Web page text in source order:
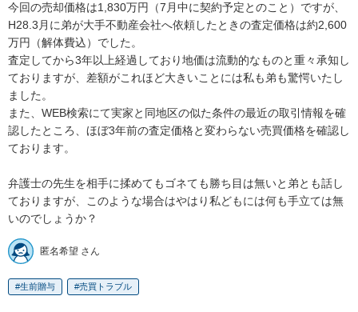
今回の売却価格は1,830万円（7月中に契約予定とのこと）ですが、
H28.3月に弟が大手不動産会社へ依頼したときの査定価格は約2,600
万円（解体費込）でした。
査定してから3年以上経過しており地価は流動的なものと重々承知し
ておりますが、差額がこれほど大きいことには私も弟も驚愕いたし
ました。
また、WEB検索にて実家と同地区の似た条件の最近の取引情報を確
認したところ、ほぼ3年前の査定価格と変わらない売買価格を確認し
ております。
弁護士の先生を相手に揉めてもゴネても勝ち目は無いと弟とも話し
ておりますが、このような場合はやはり私どもには何も手立ては無
いのでしょうか？
匿名希望 さん
生前贈与 売買トラブル